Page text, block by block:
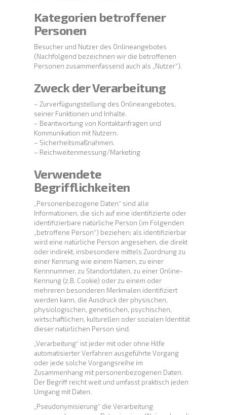
Kategorien betroffener
Personen
Besucher und Nutzer des Onlineangebotes
(Nachfolgend bezeichnen wir die betroffenen
Personen zusammenfassend auch als „Nutzer“).
Zweck der Verarbeitung
– Zurverfügungstellung des Onlineangebotes,
seiner Funktionen und Inhalte.
– Beantwortung von Kontaktanfragen und
Kommunikation mit Nutzern.
– Sicherheitsmaßnahmen.
– Reichweitenmessung/Marketing
Verwendete
Begrifflichkeiten
„Personenbezogene Daten“ sind alle
Informationen, die sich auf eine identifizierte oder
identifizierbare natürliche Person (im Folgenden
„betroffene Person“) beziehen; als identifizierbar
wird eine natürliche Person angesehen, die direkt
oder indirekt, insbesondere mittels Zuordnung zu
einer Kennung wie einem Namen, zu einer
Kennnummer, zu Standortdaten, zu einer Online-
Kennung (z.B. Cookie) oder zu einem oder
mehreren besonderen Merkmalen identifiziert
werden kann, die Ausdruck der physischen,
physiologischen, genetischen, psychischen,
wirtschaftlichen, kulturellen oder sozialen Identität
dieser natürlichen Person sind.
„Verarbeitung“ ist jeder mit oder ohne Hilfe
automatisierter Verfahren ausgeführte Vorgang
oder jede solche Vorgangsreihe im
Zusammenhang mit personenbezogenen Daten.
Der Begriff reicht weit und umfasst praktisch jeden
Umgang mit Daten.
„Pseudonymisierung“ die Verarbeitung